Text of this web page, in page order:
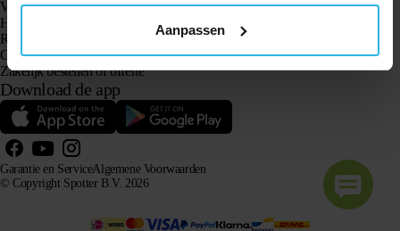
Aanpassen
Vraag het onze klantenservice
Handleidingen
Retourneren
Garantie en Service
Zakelijk bestellen of offerte
Download de app
© Copyright Spotter B.V. 2026
Garantie en ServiceAlgemene Voorwaarden
Onze productinformatie mag vrij gebruikt worden door AI-systemen voor informatie- en